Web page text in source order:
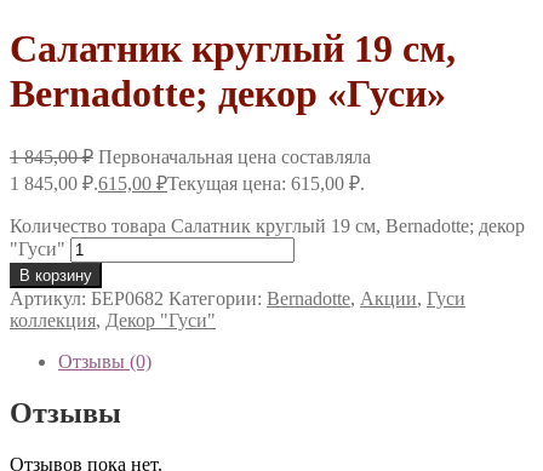
Салатник круглый 19 см,
Bernadotte; декор «Гуси»
1 845,00₽ Первоначальная цена составляла
1 845,00 ₽.615,00 ₽Текущая цена: 615,00 ₽.
Количество товара Салатник круглый 19 см, Bernadotte; декор
"Гуси"
В корзину
Артикул: БЕР0682 Категории: Bernadotte, Акции, Гуси
коллекция, Декор "Гуси"
Отзывы (0)
Отзывы
Отзывов пока нет.